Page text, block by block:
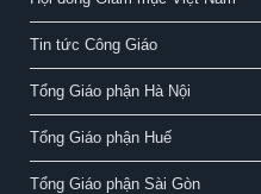
Tin tức Công Giáo
Tổng Giáo phận Hà Nội
Tổng Giáo phận Huế
Tổng Giáo phận Sài Gòn